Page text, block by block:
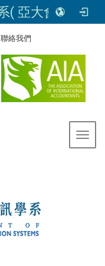
亞洲大學會計與資訊學系( 亞大會資系官網) | Asia University, Taiwan
聯絡我們